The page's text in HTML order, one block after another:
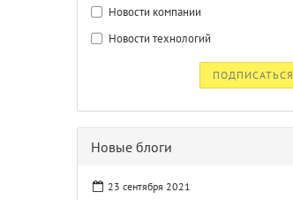
Новости компании
Новости технологий
ПОДПИСАТЬСЯ
Новые блоги
23 сентября 2021